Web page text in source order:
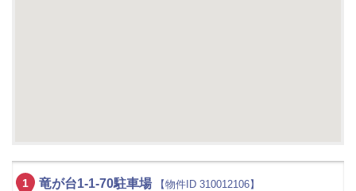
竜が台1-1-70駐車場 【物件ID 310012106】
1